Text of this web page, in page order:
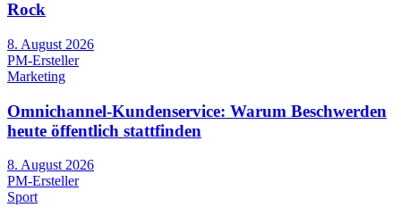
Rock
8. August 2026
PM-Ersteller
Marketing
Omnichannel-Kundenservice: Warum Beschwerden
heute öffentlich stattfinden
8. August 2026
PM-Ersteller
Sport